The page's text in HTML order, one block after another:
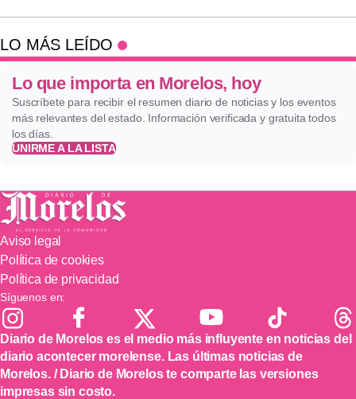
LO MÁS LEÍDO
Lo que importa en Morelos, hoy
Suscríbete para recibir el resumen diario de noticias y los eventos
más relevantes del estado. Información verificada y gratuita todos
los días.
UNIRME A LA LISTA
Aviso legal
Política de cookies
Política de privacidad
Síguenos en:
Diario de Morelos es el medio más influyente en noticias del
diario acontecer morelense. Las últimas noticias de
Morelos. / Diario de Morelos te comparte las versiones
impresas sin costo.